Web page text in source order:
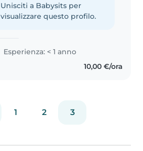
Unisciti a Babysits per
visualizzare questo profilo.
Esperienza: < 1 anno
10,00 €/ora
1 2 3